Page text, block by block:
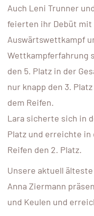
Auch Leni Trunner
feierten ihr Debüt mit
Auswärtswettkampf
Wettkampferfahrung
den 5. Platz in der
nur knapp den 3.
dem Reifen.
Lara sicherte sich in
Platz und erreichte
Reifen den 2. Platz.
Unsere aktuell
Anna Ziermann
und Keulen und